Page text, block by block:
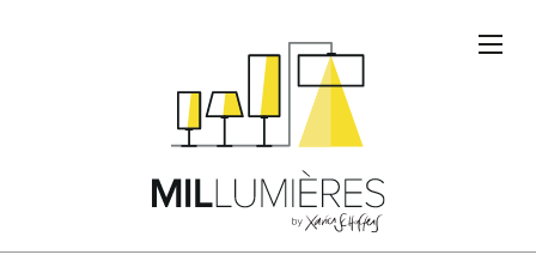
LE CRÉATEUR
NOS RÉALISATIONS
DANS LA PRESSE
TROUVER NOS PRODUITS
CONTACT